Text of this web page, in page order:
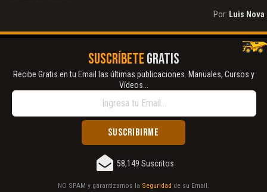
Por: Luis Nova
SUSCRÍBETEGRATIS
Recibe Gratis en tu Email las últimas publicaciones. Manuales, Cursos y
Vídeos...
58,149 Suscritos
NO SPAM y garantizamos la Seguridad de su Email.